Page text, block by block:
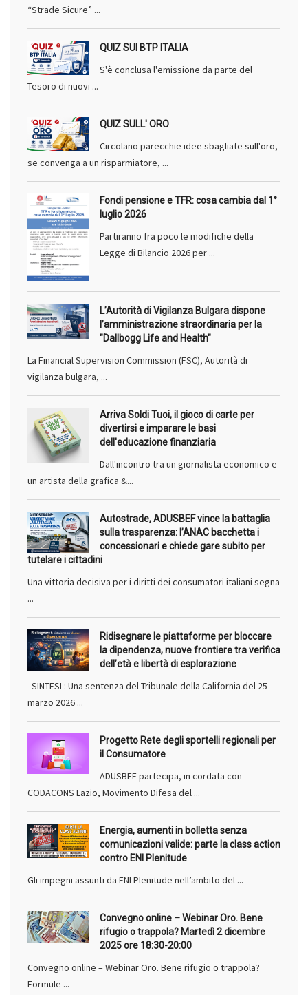
“Strade Sicure” ...
QUIZ SUI BTP ITALIA
S'è conclusa l'emissione da parte del
Tesoro di nuovi ...
QUIZ SULL' ORO
Circolano parecchie idee sbagliate sull'oro,
se convenga a un risparmiatore, ...
Fondi pensione e TFR: cosa cambia dal 1°
luglio 2026
Partiranno fra poco le modifiche della
Legge di Bilancio 2026 per ...
L’Autorità di Vigilanza Bulgara dispone
l’amministrazione straordinaria per la
"Dallbogg Life and Health"
La Financial Supervision Commission (FSC), Autorità di
vigilanza bulgara, ...
Arriva Soldi Tuoi, il gioco di carte per
divertirsi e imparare le basi
dell'educazione finanziaria
Dall'incontro tra un giornalista economico e
un artista della grafica &...
Autostrade, ADUSBEF vince la battaglia
sulla trasparenza: l’ANAC bacchetta i
concessionari e chiede gare subito per
tutelare i cittadini
Una vittoria decisiva per i diritti dei consumatori italiani segna
...
Ridisegnare le piattaforme per bloccare
la dipendenza, nuove frontiere tra verifica
dell’età e libertà di esplorazione
SINTESI : Una sentenza del Tribunale della California del 25
marzo 2026 ...
Progetto Rete degli sportelli regionali per
il Consumatore
ADUSBEF partecipa, in cordata con
CODACONS Lazio, Movimento Difesa del ...
Energia, aumenti in bolletta senza
comunicazioni valide: parte la class action
contro ENI Plenitude
Gli impegni assunti da ENI Plenitude nell’ambito del ...
Convegno online – Webinar Oro. Bene
rifugio o trappola? Martedì 2 dicembre
2025 ore 18:30-20:00
Convegno online – Webinar Oro. Bene rifugio o trappola?
Formule ...